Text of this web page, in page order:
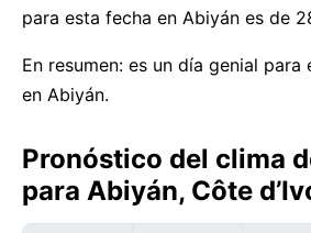
para esta fecha en Abiyán es de
En resumen: es un día genial
en Abiyán.
Pronóstico del clima
para Abiyán, Côte